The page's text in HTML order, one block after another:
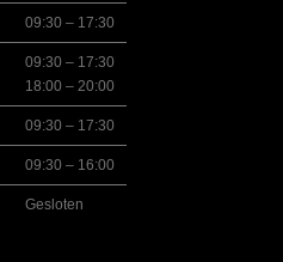
09:30 – 17:30
09:30 – 17:30
18:00 – 20:00
09:30 – 17:30
09:30 – 16:00
Gesloten